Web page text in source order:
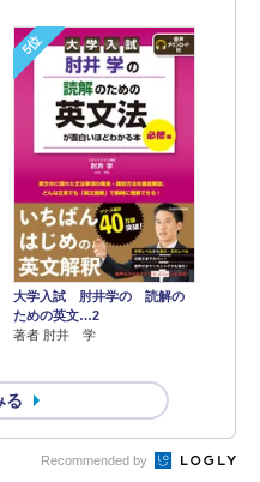
5位
大学入試 肘井学の 読解の
ための英文…2
著者 肘井 学
る
Recommended by